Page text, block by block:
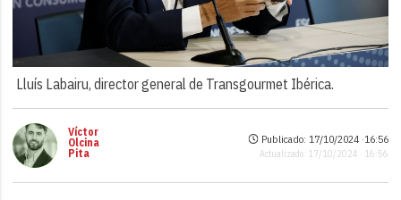
Lluís Labairu, director general de Transgourmet Ibérica.
Víctor
Olcina
Pita
Publicado: 17/10/2024 ·16:56
Actualizado: 17/10/2024 · 16:56